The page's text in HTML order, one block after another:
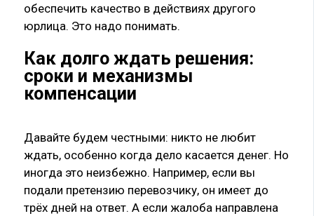
обеспечить качество в действиях другого
юрлица. Это надо понимать.
Как долго ждать решения:
сроки и механизмы
компенсации
Давайте будем честными: никто не любит
ждать, особенно когда дело касается денег. Но
иногда это неизбежно. Например, если вы
подали претензию перевозчику, он имеет до
трёх дней на ответ. А если жалоба направлена